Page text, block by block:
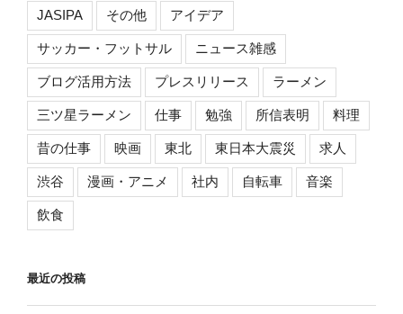
JASIPA その他 アイデア
サッカー・フットサル ニュース雑感
ブログ活用方法 プレスリリース ラーメン
三ツ星ラーメン 仕事 勉強 所信表明 料理
昔の仕事 映画 東北 東日本大震災 求人
渋谷 漫画・アニメ 社内 自転車 音楽
飲食
最近の投稿